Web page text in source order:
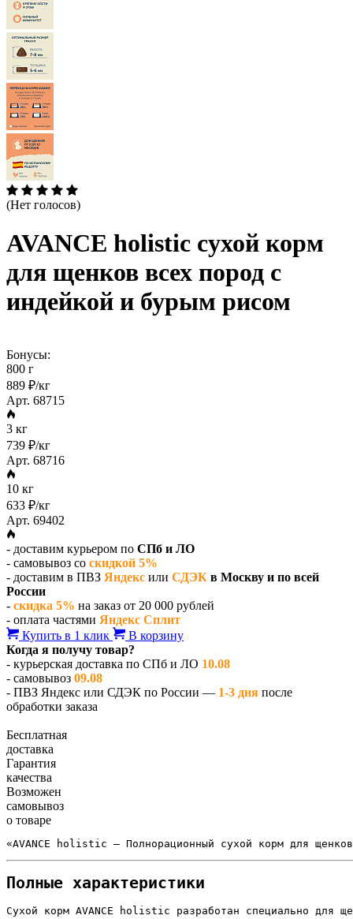
(Нет голосов)
AVANCE holistic сухой корм
для щенков всех пород с
индейкой и бурым рисом
Бонусы:
800 г
889 ₽/кг
Арт. 68715
3 кг
739 ₽/кг
Арт. 68716
10 кг
633 ₽/кг
Арт. 69402
- доставим курьером по СПб и ЛО
- самовывоз со скидкой 5%
- доставим в ПВЗ Яндекс или СДЭК в Москву и по всей
России
- скидка 5% на заказ от 20 000 рублей
- оплата частями Яндекс Сплит
Купить в 1 клик
В корзину
Когда я получу товар?
- курьерская доставка по СПб и ЛО 10.08
- самовывоз 09.08
- ПВЗ Яндекс или СДЭК по России — 1-3 дня после
обработки заказа
Бесплатная
доставка
Гарантия
качества
Возможен
самовывоз
о товаре
«AVANCE holistic — Полнорационный сухой корм для
Полные характеристики
Сухой корм AVANCE holistic разработан специально для